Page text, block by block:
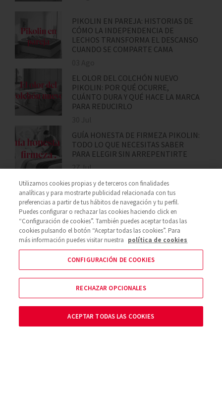
PIKOLIN EN PAREJA: HISTORIAS DE
CÓMO LA INDEPENDENCIA DE
LECHOS TRANSFORMA EL DESCANSO
CUANDO SE COMPARTE CAMA
EL OLOR DEL COLCHÓN NUEVO
PIKOLIN: POR QUÉ OCURRE,
CUÁNTO DURA Y QUÉ HACE LA MARCA
PARA REDUCIRLO
GUÍA HONESTA DE FIRMEZA PIKOLIN:
TODO LO QUE NECESITAS SABER
PARA ELEGIR SIN ARREPENTIRTE
27 Jul
COLCHONES PARA CAMAS
ARTICULADAS ELÉCTRICAS
26 Mar
Utilizamos cookies propias y de terceros con finalidades
analíticas y para mostrarte publicidad relacionada con tus
preferencias a partir de tus hábitos de navegación y tu perfil.
Puedes configurar o rechazar las cookies haciendo click en
“Configuración de cookies”. También puedes aceptar todas las
cookies pulsando el botón “Aceptar todas las cookies”. Para
más información puedes visitar nuestra política de cookies
CONFIGURACIÓN DE COOKIES
RECHAZAR OPCIONALES
ACEPTAR TODAS LAS COOKIES